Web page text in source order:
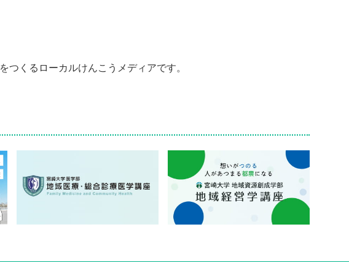
をつくるローカルけんこうメディアです。